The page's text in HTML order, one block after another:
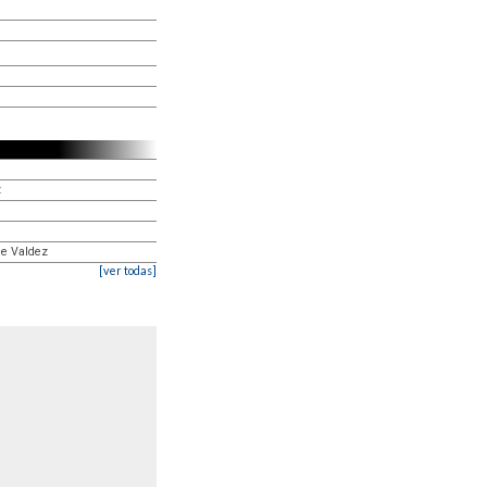
Valdez
[ver todas]